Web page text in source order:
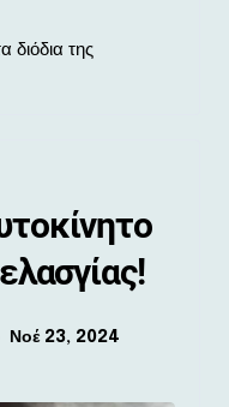
διόδια της
Νοέ 23, 2024